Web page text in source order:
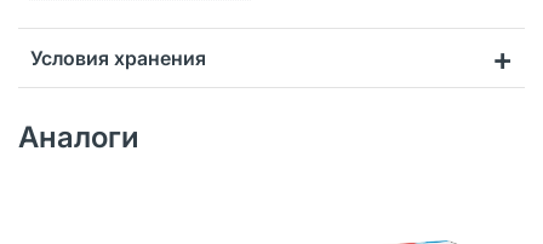
Условия хранения
Аналоги